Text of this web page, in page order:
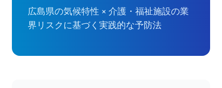
広島県の気候特性 × 介護・福祉施設の業
界リスクに基づく実践的な予防法